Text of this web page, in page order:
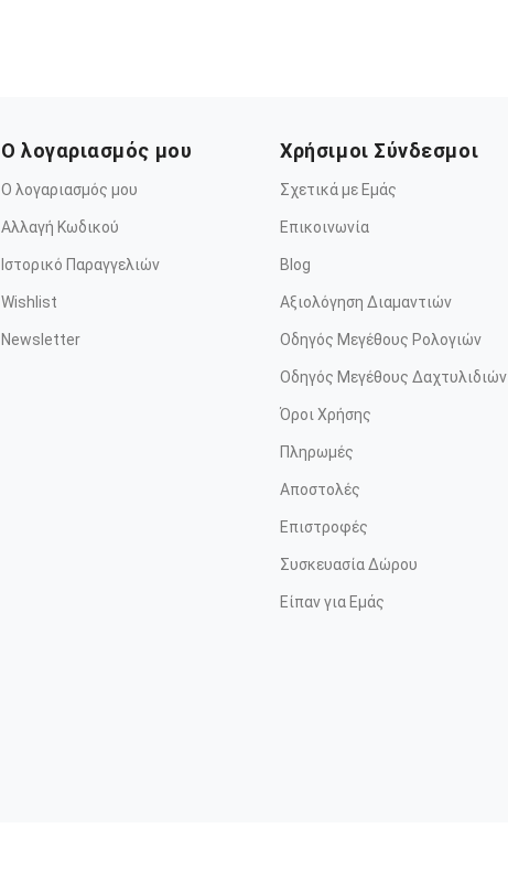
Ο λογαριασμός μου
Ο λογαριασμός μου
Αλλαγή Κωδικού
Ιστορικό Παραγγελιών
Wishlist
Newsletter
Χρήσιμοι Σύνδεσμοι
Σχετικά με Εμάς
Επικοινωνία
Blog
Αξιολόγηση Διαμαντιών
Οδηγός Μεγέθους Ρολογιών
Οδηγός Μεγέθους Δαχτυλιδιών
Όροι Χρήσης
Πληρωμές
Αποστολές
Επιστροφές
Συσκευασία Δώρου
Είπαν για Εμάς